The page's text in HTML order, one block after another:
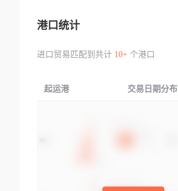
港口统计
进口贸易匹配到共计 10+个港口
起运港 交易日期分布